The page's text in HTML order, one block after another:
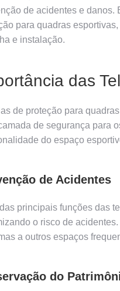
de acidentes e danos.
para quadras
e instalação.
das
de proteção para
de segurança para
do espaço
de Acidentes
principais funções das
o risco de
a outros espaços
do